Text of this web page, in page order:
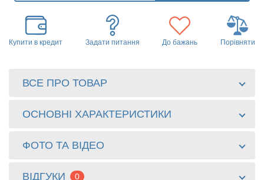
Купити в кредит Задати питання До бажань Порівняти
ВСЕ ПРО ТОВАР
ОСНОВНІ ХАРАКТЕРИСТИКИ
ФОТО ТА ВІДЕО
ВІДГУКИ 0